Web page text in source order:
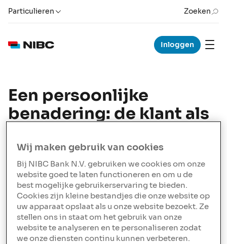
Particulieren Zoeken
Inloggen
Een persoonlijke
benadering: de klant als
Niet iedereen is hetzelfde. Onze klanten hebben
benadering nodig. Bij NIBC hebben we hier aandacht
voor. We kijken verder dan de regels en protocollen.
Want voor ons zijn de klanten geen nummers, maar
mensen.
De wens
Esther kwam bij ons met een wens. Zij wilde een
Wij maken gebruik van cookies
Bij NIBC Bank N.V. gebruiken we cookies om onze
website goed te laten functioneren en om u de
best mogelijke gebruikerservaring te bieden.
Cookies zijn kleine bestandjes die onze website op
uw apparaat opslaat als u onze website bezoekt. Ze
stellen ons in staat om het gebruik van onze
website te analyseren en te personaliseren zodat
we onze diensten continu kunnen verbeteren.